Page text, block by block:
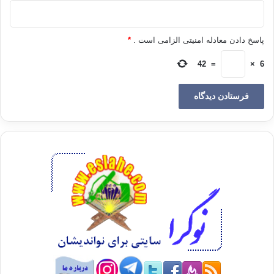
حقیقی انباشتند و خود دست خالی دنیا را ترک گفتند. آنان مطلقا به
فکر بچه های خود نبودند، و چشمان خویش را نسبت به خانواده و اهل
و عیال خود بسته، سنگ بر شکمشان بستند و به مردم خدمت نمودند.
رنج و ناراحتی هایشان را به میان تهیدستان تقسیم کردند. کیسه
نیازمندان را پرکردند. به آنان خدمتگزار دادند.
روی بدن مبارکشان مانده بود. حضرت عمر وقتی این صحنه را دید که
مشقت باشید و ستمگرانی که خون مردم را می مکند، بر فرش ها و
تختخواب ها بخوابند!؟ ؟آن حضرت (ص) فرمودند: ای عمر! عیش
فقط عیش آخرت است.
اشتباه مسلمانان
می خواهم به مسلمانان سخت تلخی بگویم. به آن ها بگویم که شما
این امور را پذیرفته اید و به آن ها ایمان آورده اید؛ اما شما این اخلاق
پاسخ دادن معادله امنیتی الزامی است . *
6
×
=
42